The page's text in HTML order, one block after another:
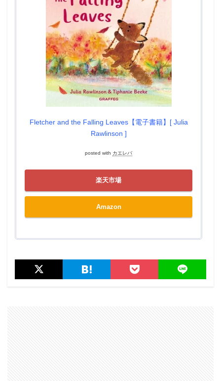
Fletcher and the Falling Leaves【電子書籍】[ Julia
Rawlinson ]
posted with カエレバ
楽天市場
Amazon